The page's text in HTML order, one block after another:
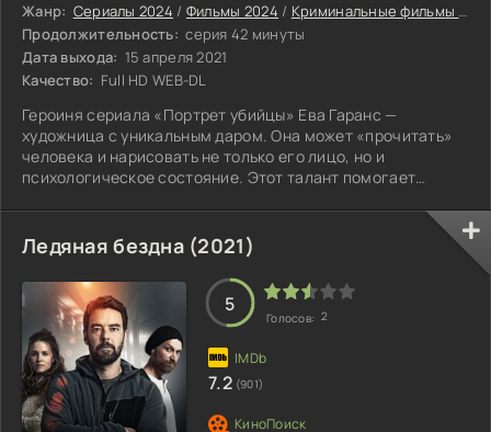
Жанр: Сериалы 2024 / Фильмы 2024 / Криминальные фильмы 2024
Продолжительность: серия 42 минуты
Дата выхода: 15 апреля 2021
Качество: Full HD WEB-DL
Героиня сериала «Портрет убийцы» Ева Гаранс —
художница с уникальным даром. Она может «прочитать»
человека и нарисовать не только его лицо, но и
психологическое состояние. Этот талант помогает
Ледяная бездна (2021)
5
Голосов: 2
7.2 (901)